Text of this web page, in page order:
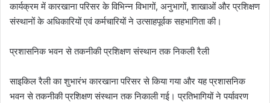
कार्यक्रम में कारखाना परिसर के विभिन्न विभागों, अनुभागों, शाखाओं और प्रशिक्षण
संस्थानों के अधिकारियों एवं कर्मचारियों ने उत्साहपूर्वक सहभागिता की।
प्रशासनिक भवन से तकनीकी प्रशिक्षण संस्थान तक निकली रैली
साइकिल रैली का शुभारंभ कारखाना परिसर से किया गया और यह प्रशासनिक
भवन से तकनीकी प्रशिक्षण संस्थान तक निकाली गई। प्रतिभागियों ने पर्यावरण